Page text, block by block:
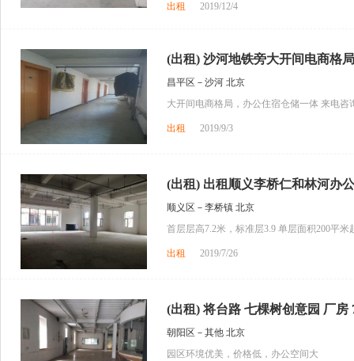
出租 2019/12/4
(出租) 沙河地铁旁大开间电商格
昌平区－沙河 北京
大开间电商格局，办公住宿仓储一体 来电咨
出租 2019/9/3
(出租) 出租顺义李桥仁和林河办
顺义区－李桥镇 北京
首层层高7.2米，标准层3.9 单层面积200平米
出租 2019/7/26
(出租) 将台路 七棵树创意园 厂房
朝阳区－其他 北京
园区环境优美，价格低，办公空间大